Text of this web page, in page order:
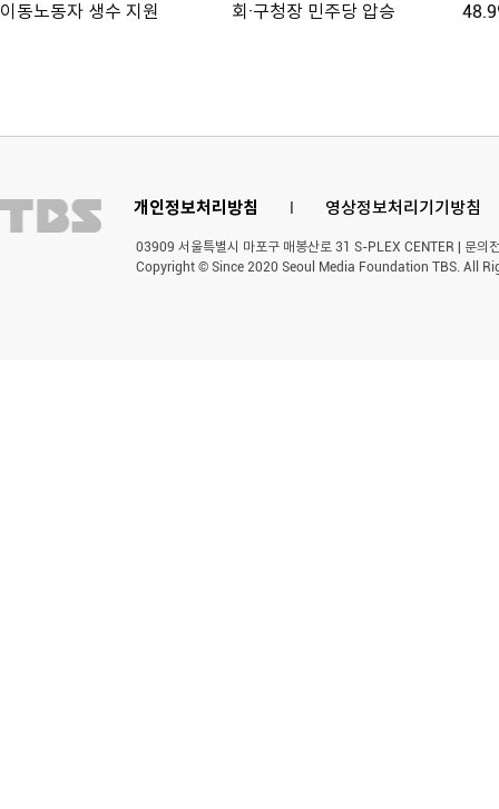
이동노동자 생수 지원
회·구청장 민주당 압승
개인정보처리방침 영상정보처리기기방침
03909 서울특별시 마포구 매봉산로 31 S-PLEX CENTER | 문
Copyright © Since 2020 Seoul Media Foundation TBS. All